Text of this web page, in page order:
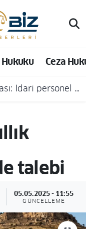
Ceza
açığa alındı
talebi
05.05.2025 - 11:55
GÜNCELLEME
Fikstür